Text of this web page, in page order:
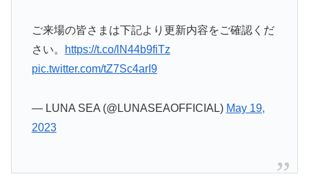
ご来場の皆さまは下記より更新内容をご確認くだ
さい。
https://t.co/lN44b9fiTz
pic.twitter.com/tZ7Sc4arI9
— LUNA SEA (@LUNASEAOFFICIAL) May 19,
2023